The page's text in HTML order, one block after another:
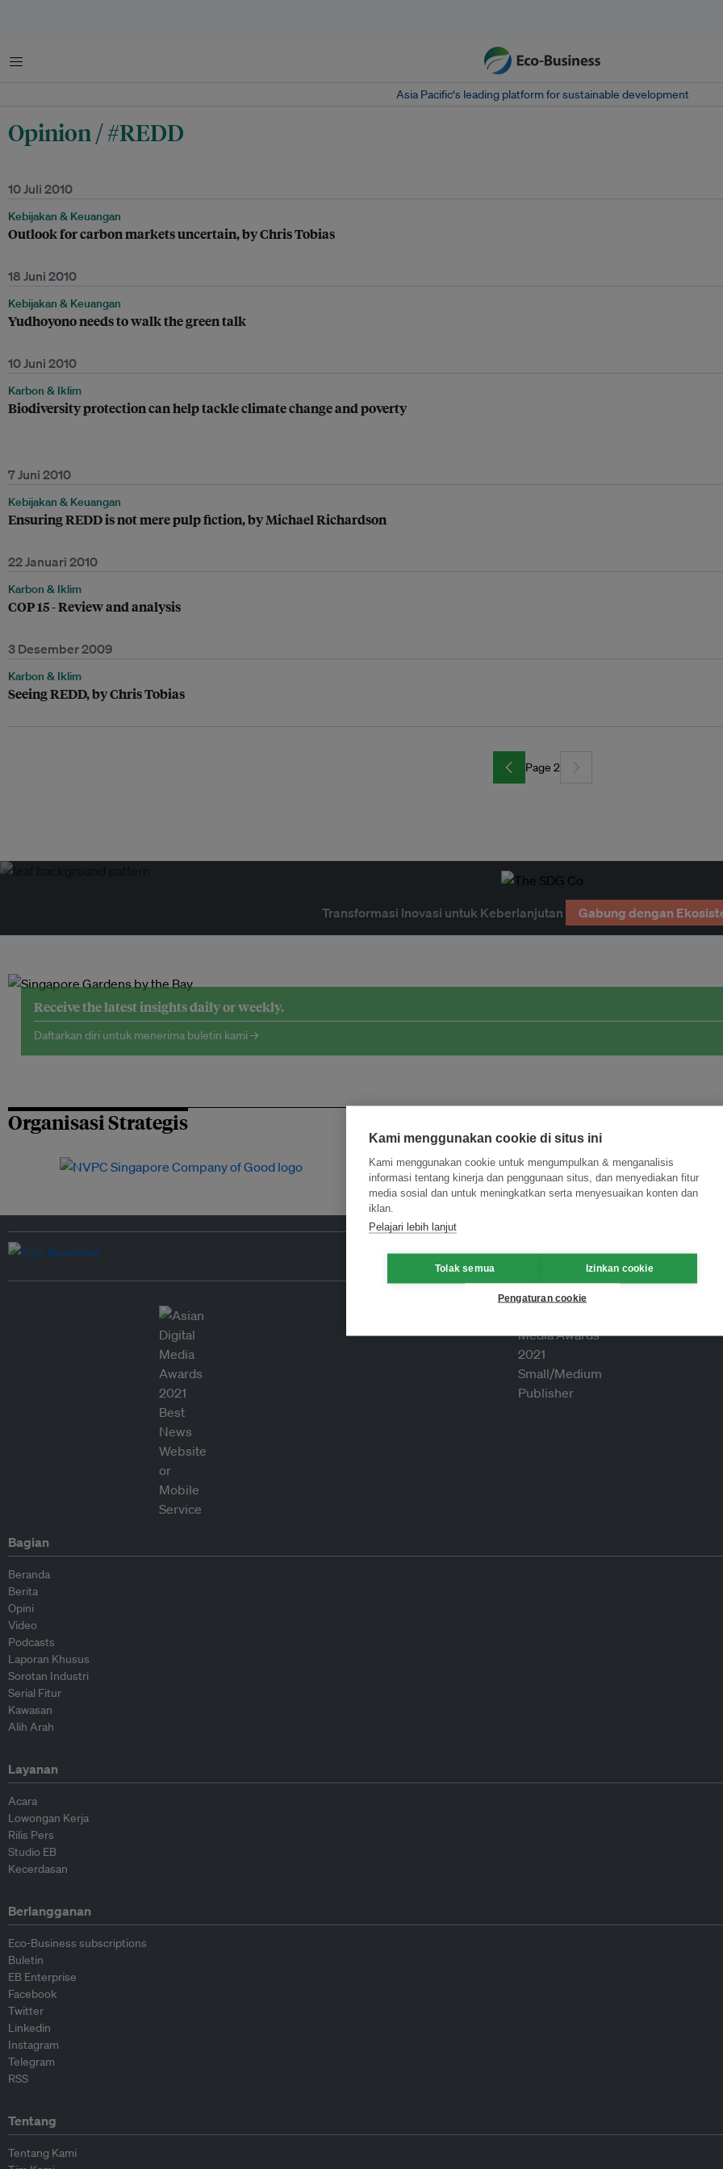
Menu
Asia Pacific‘s leading platform for sustainable development
Opinion / #REDD
10 Juli 2010
Kebijakan & Keuangan
Outlook for carbon markets uncertain, by Chris Tobias
18 Juni 2010
Kebijakan & Keuangan
Yudhoyono needs to walk the green talk
10 Juni 2010
Karbon & Iklim
Biodiversity protection can help tackle climate change and poverty
7 Juni 2010
Kebijakan & Keuangan
Ensuring REDD is not mere pulp fiction, by Michael Richardson
22 Januari 2010
Karbon & Iklim
COP 15 - Review and analysis
3 Desember 2009
Karbon & Iklim
Seeing REDD, by Chris Tobias
Page 2
Transformasi Inovasi untuk Keberlanjutan Gabung dengan
Receive the latest insights daily or weekly.
Daftarkan diri untuk menerima buletin kami →
Organisasi Strategis
Bagian
Beranda
Berita
Opini
Video
Podcasts
Laporan Khusus
Sorotan Industri
Serial Fitur
Kawasan
Alih Arah
Layanan
Acara
Lowongan Kerja
Rilis Pers
Studio EB
Kecerdasan
Berlangganan
Eco-Business subscriptions
Buletin
EB Enterprise
Facebook
Twitter
Linkedin
Instagram
Telegram
RSS
Tentang
Tentang Kami
Kami menggunakan cookie di situs ini
Kami menggunakan cookie untuk mengumpulkan & menganalisis
informasi tentang kinerja dan penggunaan situs, dan menyediakan fitur
media sosial dan untuk meningkatkan serta menyesuaikan konten dan
iklan.
Pelajari lebih lanjut
Tolak semua Izinkan cookie
Pengaturan cookie